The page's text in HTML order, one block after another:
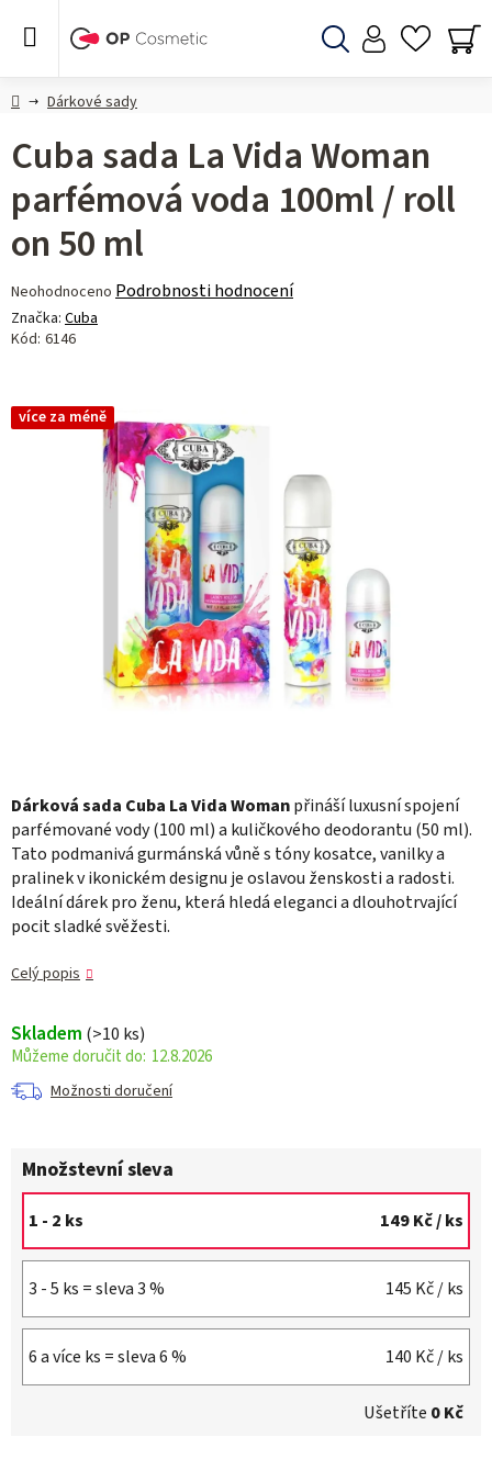
DomůDárkové sady
Dárková sada Cuba La Vida Womanpřináší luxusní spojení
parfémované vody (100 ml) a kuličkového deodorantu (50 ml).
Tato podmanivá gurmánská vůně s tóny kosatce, vanilky a
pralinek v ikonickém designu je oslavou ženskosti a radosti.
Ideální dárek pro ženu, která hledá eleganci a dlouhotrvající
pocit sladké svěžesti.
Celý popis
Skladem (>10 ks)
12.8.2026
Možnosti doručení
Množstevní sleva
1 - 2 ks 149 Kč/ ks
3 - 5 ks = sleva 3 % 145 Kč/ ks
6 a více ks = sleva 6 % 140 Kč/ ks
Ušetříte 0 Kč
Cuba sada La Vida Woman
parfémová voda 100ml / roll
on 50 ml
Průměrné
hodnocení
produktu
z 5
hvězdiček.
Neohodnoceno Podrobnosti hodnocení
Značka: Cuba
Kód: 6146
více za méně